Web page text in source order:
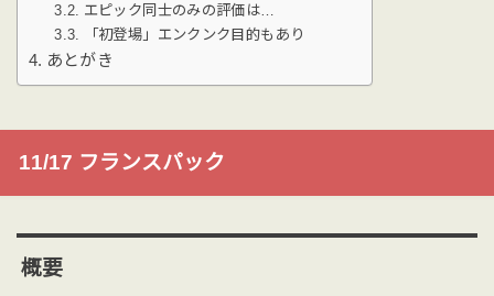
エピック同士のみの評価は…
「初登場」エンクンク目的もあり
あとがき
11/17 フランスパック
概要